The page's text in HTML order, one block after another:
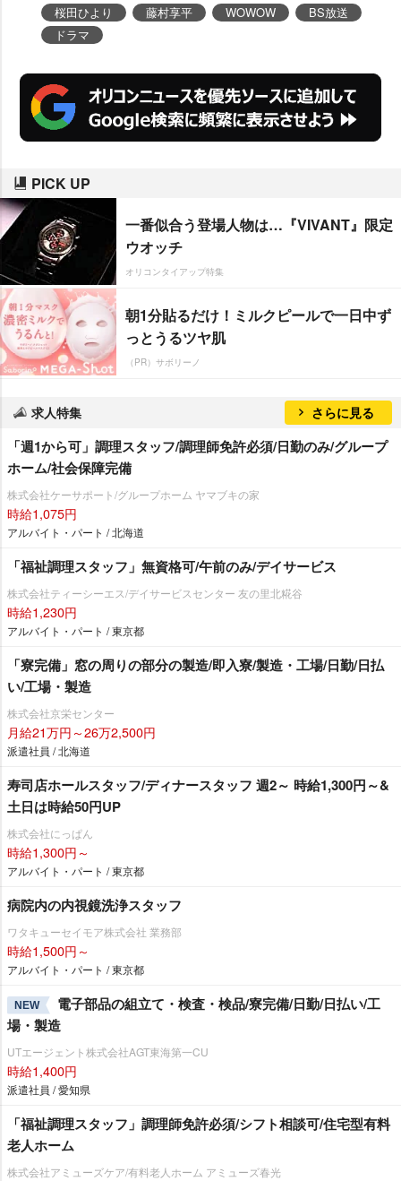
る第2話のエピソードとキャスト
が発表された。
桜田ひより
藤村享平 WOWOW
BS放送
ドラマ
PICK UP
一番似合う登場人物は…『VIVANT』限定
ウオッチ
オリコンタイアップ特集
朝1分貼るだけ！ミルクピールで一日中ず
っとうるツヤ肌
（PR）サボリーノ
求人特集 さらに見る
「週1から可」調理スタッフ/調理師免許必須/日勤のみ/グループ
ホーム/社会保障完備
株式会社ケーサポート/グループホーム ヤマブキの家
時給1,075円
アルバイト・パート / 北海道
「福祉調理スタッフ」無資格可/午前のみ/デイサービス
株式会社ティーシーエス/デイサービスセンター 友の里北糀谷
時給1,230円
アルバイト・パート / 東京都
「寮完備」窓の周りの部分の製造/即入寮/製造・工場/日勤/日払
い/工場・製造
株式会社京栄センター
月給21万円～26万2,500円
派遣社員 / 北海道
寿司店ホールスタッフ/ディナースタッフ 週2～ 時給1,300円～&
土日は時給50円UP
株式会社にっぱん
時給1,300円～
アルバイト・パート / 東京都
病院内の内視鏡洗浄スタッフ
ワタキューセイモア株式会社 業務部
時給1,500円～
アルバイト・パート / 東京都
NEW
電子部品の組立て・検査・検品/寮完備/日勤/日払い/工
場・製造
UTエージェント株式会社AGT東海第一CU
時給1,400円
派遣社員 / 愛知県
「福祉調理スタッフ」調理師免許必須/シフト相談可/住宅型有料
老人ホーム
株式会社アミューズケア/有料老人ホーム アミューズ春光